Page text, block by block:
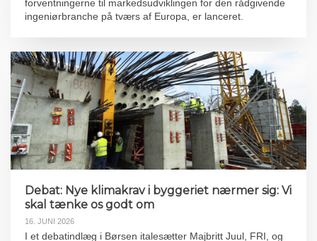
forventningerne til markedsudviklingen for den rådgivende
ingeniørbranche på tværs af Europa, er lanceret.
Debat: Nye klimakrav i byggeriet nærmer sig: Vi
skal tænke os godt om
16. JUNI 2026
I et debatindlæg i Børsen italesætter Majbritt Juul, FRI, og